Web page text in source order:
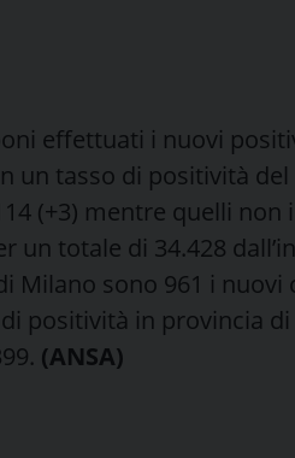
effettuati i nuovi
tasso di positività del
(+3) mentre quelli non
un totale di 34.428
Milano sono 961 i nuovi
positività in provincia
(ANSA)